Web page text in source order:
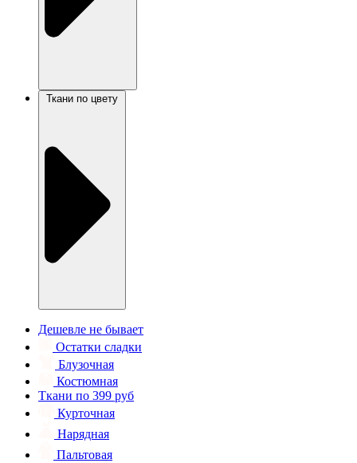
Дешевле не бывает
Остатки сладки
Блузочная
Костюмная
Ткани по 399 руб
Курточная
Нарядная
Пальтовая